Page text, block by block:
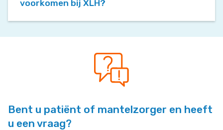
voorkomen bij XLH?
Bent u patiënt of mantelzorger en heeft
u een vraag?